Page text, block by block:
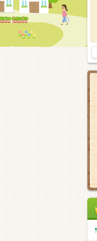
豊富な品揃え～日用品特集～